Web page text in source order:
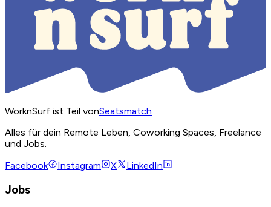
WorknSurf ist Teil vonSeatsmatch
Alles für dein Remote Leben, Coworking Spaces, Freelance
und Jobs.
Facebook
Instagram X LinkedIn
Jobs